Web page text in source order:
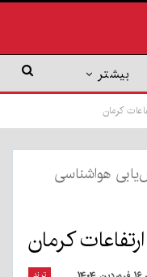
بیشتر
کرمان
هواشناسی
کرمان